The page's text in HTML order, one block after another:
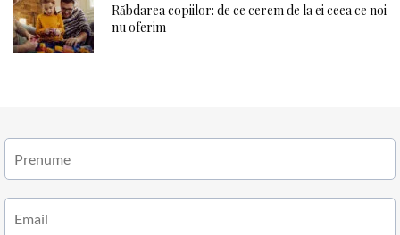
Răbdarea copiilor: de ce cerem de la ei ceea ce noi
nu oferim